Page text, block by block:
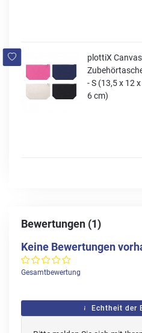
plottiX Canvas
- S (13,5 x 12 x
6 cm)
Bewertungen (1)
Keine Bewertungen
Gesamtbewertung
Echtheit der